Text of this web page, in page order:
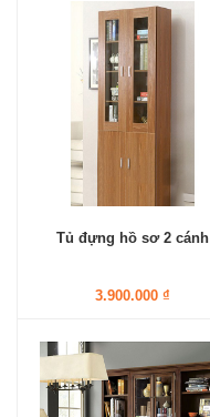
Tủ đựng hồ sơ 2 cánh
3.900.000 ₫